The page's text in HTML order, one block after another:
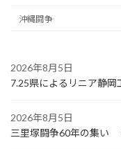
沖縄闘争
2026年8月5日
7.25県によるリニア静
2026年8月5日
三里塚闘争60年の集い